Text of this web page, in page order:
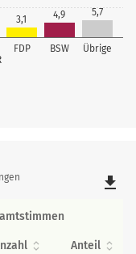
FDP BSW Übrige
3,1 4,9 5,7
file_download
Anteil